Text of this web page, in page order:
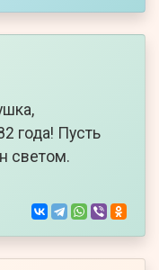
года! Пусть
светом.